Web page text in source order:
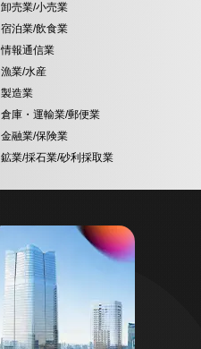
卸売業/小売業
宿泊業/飲食業
情報通信業
漁業/水産
製造業
倉庫・運輸業/郵便業
金融業/保険業
鉱業/採石業/砂利採取業